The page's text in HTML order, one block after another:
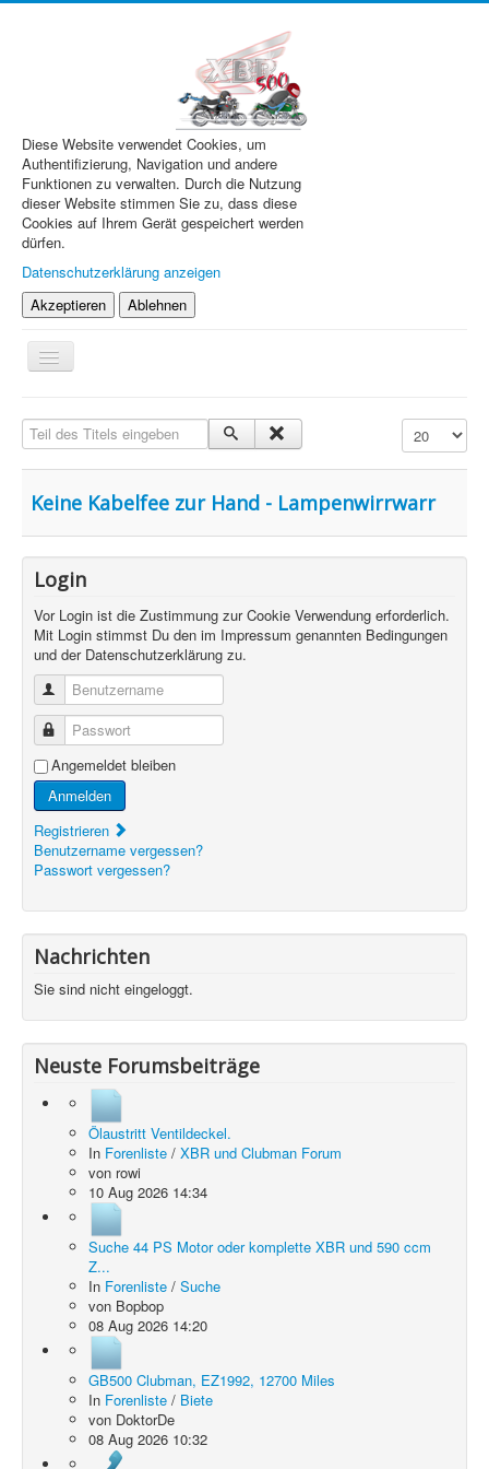
Diese Website verwendet Cookies, um
Authentifizierung, Navigation und andere
Funktionen zu verwalten. Durch die Nutzung
dieser Website stimmen Sie zu, dass diese
Cookies auf Ihrem Gerät gespeichert werden
dürfen.
Datenschutzerklärung anzeigen
Akzeptieren
Ablehnen
Navigation
an/aus
Technik
Cafe-Ecke
Suche
Teil des Titels eingeben Anzeige #
Keine Kabelfee zur Hand - Lampenwirrwarr
Login
Vor Login ist die Zustimmung zur Cookie Verwendung erforderlich.
Mit Login stimmst Du den im Impressum genannten Bedingungen
und der Datenschutzerklärung zu.
Benutzername
Passwort
Angemeldet bleiben
Anmelden
Registrieren
Benutzername vergessen?
Passwort vergessen?
Nachrichten
Sie sind nicht eingeloggt.
Neuste Forumsbeiträge
Ölaustritt Ventildeckel.
In Forenliste / XBR und Clubman Forum
von rowi
10 Aug 2026 14:34
Suche 44 PS Motor oder komplette XBR und 590 ccm
Z...
In Forenliste / Suche
von Bopbop
08 Aug 2026 14:20
GB500 Clubman, EZ1992, 12700 Miles
In Forenliste / Biete
von DoktorDe
08 Aug 2026 10:32